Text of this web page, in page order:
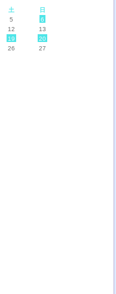
土
日
5
6
12
13
19
20
26
27